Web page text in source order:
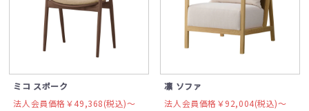
ミコ スポーク
法人会員価格￥49,368(税込)〜
凛 ソファ
法人会員価格￥92,004(税込)〜